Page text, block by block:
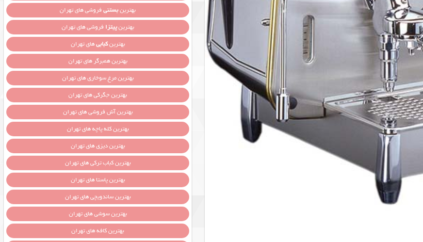
بهترینبستنیفروشی های تهران
بهترینپیتزا فروشی های تهران
بهترینکبابیهای تهران
بهترین همبرگر های تهران
بهترین مرغ سوخاری های تهران
بهترین جگرکی های تهران
بهترین آش فروشی های تهران
بهترین کله پاچه های تهران
بهترین دیزی های تهران
بهترین کباب ترکی های تهران
بهترین پاستا های تهران
بهترین ساندویچی های تهران
بهترین سوشی های تهران
بهترین کافه های تهران